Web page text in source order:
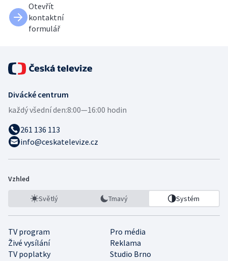
Otevřít
kontaktní
formulář
Divácké centrum
každý všední den:8:00—16:00 hodin
261 136 113
info@ceskatelevize.cz
Vzhled
Světlý Tmavý Systém
TV program
Pro média
Živé vysílání
Reklama
TV poplatky
Studio Brno